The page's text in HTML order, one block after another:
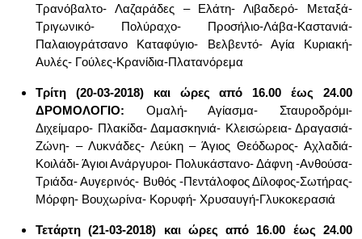
Τρανόβαλτο- Λαζαράδες – Ελάτη- Λιβαδερό- Μεταξά-
Τριγωνικό- Πολύραχο- Προσήλιο-Λάβα-Καστανιά-
Παλαιογράτσανο Καταφύγιο- Βελβεντό- Αγία Κυριακή-
Αυλές- Γούλες-Κρανίδια-Πλατανόρεμα
Τρίτη (20-03-2018)
και ώρες από 16.00 έως 24.00
ΔΡΟΜΟΛΟΓΙΟ: Ομαλή- Αγίασμα- Σταυροδρόμι-
Διχείμαρο- Πλακίδα- Δαμασκηνιά- Κλεισώρεια- Δραγασιά-
Ζώνη- – Λυκνάδες- Λεύκη – Άγιος Θεόδωρος- Αχλαδιά-
Κοιλάδι- Άγιοι Ανάργυροι- Πολυκάστανο- Δάφνη -Ανθούσα-
Τριάδα- Αυγερινός- Βυθός -Πεντάλοφος Δίλοφος-Σωτήρας-
Μόρφη- Βουχωρίνα- Κορυφή- Χρυσαυγή-Γλυκοκερασιά
Τετάρτη (21-03-2018) και ώρες από 16.00 έως 24.00